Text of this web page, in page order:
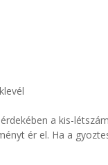
a kis-
ér el. Ha a